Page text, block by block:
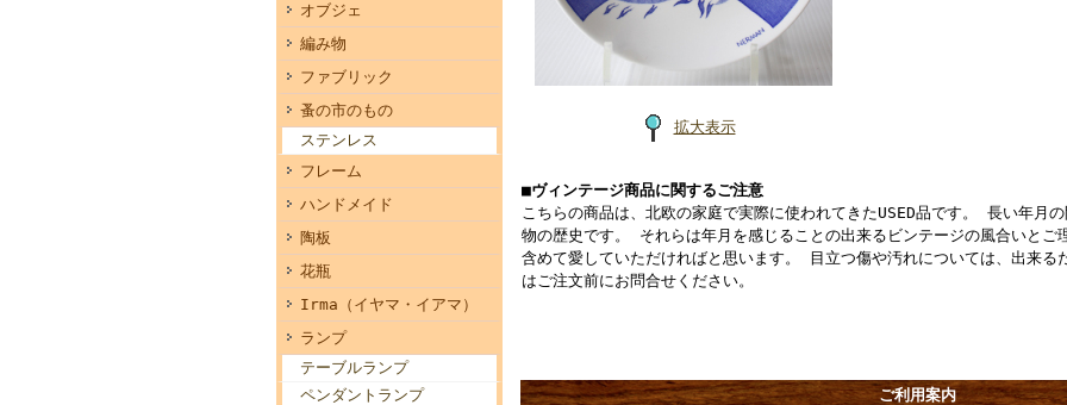
オブジェ
編み物
ファブリック
蚤の市のもの
ステンレス
フレーム
ハンドメイド
陶板
花瓶
Irma（イヤマ・イアマ）
ランプ
テーブルランプ
ペンダントランプ
拡大表示
■ヴィンテージ商品に関するご注意
こちらの商品は、北欧の家庭で実際に使われてきたUSED品です。 長い年月
物の歴史です。 それらは年月を感じることの出来るビンテージの風合いと
含めて愛していただければと思います。 目立つ傷や汚れについては、出来る
はご注文前にお問合せください。
ご利用案内